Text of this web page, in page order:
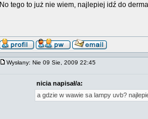
No tego to już nie wiem, najlepiej idź do
Wysłany: Nie 09 Sie, 2009 22:45
nicia napisał/a:
a gdzie w wawie sa lampy uvb?